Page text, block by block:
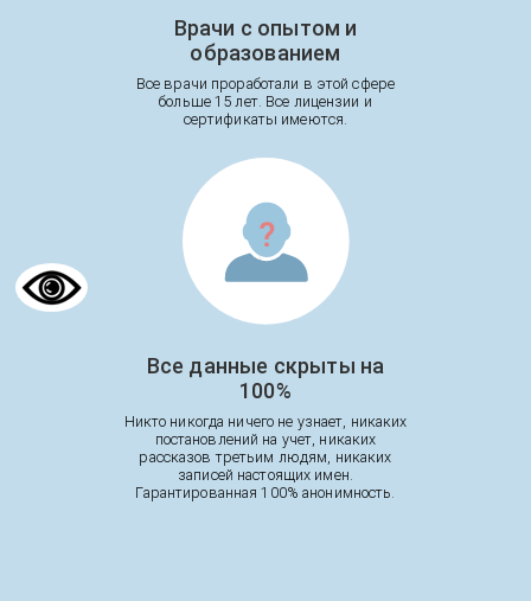
Врачи с опытом и
образованием
Все врачи проработали в этой сфере
больше 15 лет. Все лицензии и
сертификаты имеются.
Все данные скрыты на
100%
Никто никогда ничего не узнает, никаких
постановлений на учет, никаких
рассказов третьим людям, никаких
записей настоящих имен.
Гарантированная 100% анонимность.